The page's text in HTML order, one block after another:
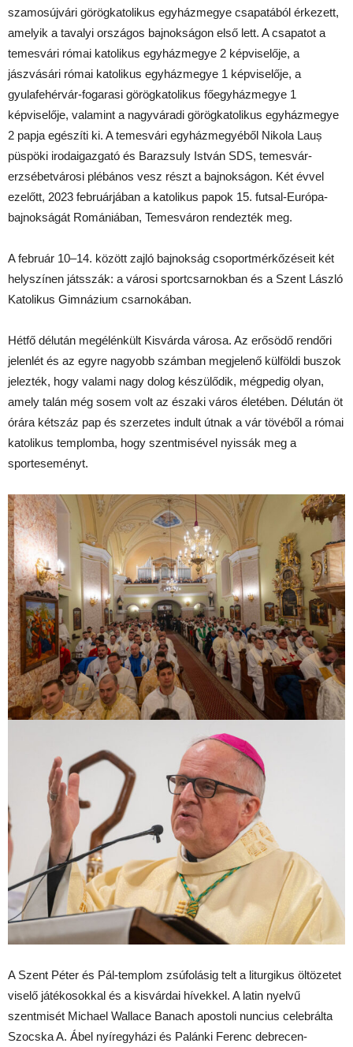
szamosújvári görögkatolikus egyházmegye csapatából érkezett,
amelyik a tavalyi országos bajnokságon első lett. A csapatot a
temesvári római katolikus egyházmegye 2 képviselője, a
jászvásári római katolikus egyházmegye 1 képviselője, a
gyulafehérvár-fogarasi görögkatolikus főegyházmegye 1
képviselője, valamint a nagyváradi görögkatolikus egyházmegye
2 papja egészíti ki. A temesvári egyházmegyéből Nikola Lauș
püspöki irodaigazgató és Barazsuly István SDS, temesvár-
erzsébetvárosi plébános vesz részt a bajnokságon. Két évvel
ezelőtt, 2023 februárjában a katolikus papok 15. futsal-Európa-
bajnokságát Romániában, Temesváron rendezték meg.
A február 10–14. között zajló bajnokság csoportmérkőzéseit két
helyszínen játsszák: a városi sportcsarnokban és a Szent László
Katolikus Gimnázium csarnokában.
Hétfő délután megélénkült Kisvárda városa. Az erősödő rendőri
jelenlét és az egyre nagyobb számban megjelenő külföldi buszok
jelezték, hogy valami nagy dolog készülődik, mégpedig olyan,
amely talán még sosem volt az északi város életében. Délután öt
órára kétszáz pap és szerzetes indult útnak a vár tövéből a római
katolikus templomba, hogy szentmisével nyissák meg a
sporteseményt.
A Szent Péter és Pál-templom zsúfolásig telt a liturgikus öltözetet
viselő játékosokkal és a kisvárdai hívekkel. A latin nyelvű
szentmisét Michael Wallace Banach apostoli nuncius celebrálta
Szocska A. Ábel nyíregyházi és Palánki Ferenc debrecen-